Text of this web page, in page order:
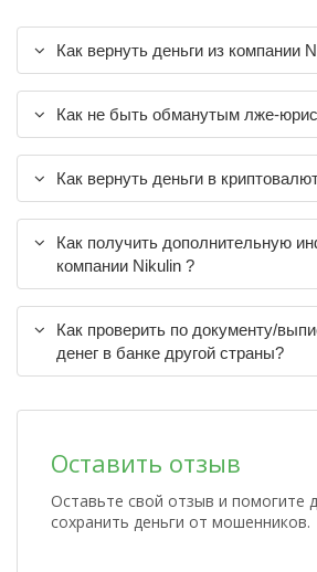
Как вернуть деньги из компании
Как не быть обманутым лже-
Как вернуть деньги в
Как получить дополнительную
компании Nikulin ?
Как проверить по документу/
денег в банке другой страны?
Оставить отзыв
Оставьте свой отзыв и помогите
сохранить деньги от мошенников.